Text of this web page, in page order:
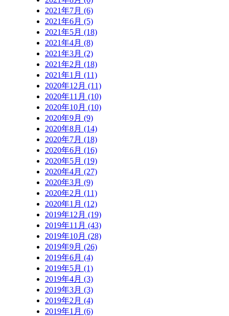
2021年7月 (6)
2021年6月 (5)
2021年5月 (18)
2021年4月 (8)
2021年3月 (2)
2021年2月 (18)
2021年1月 (11)
2020年12月 (11)
2020年11月 (10)
2020年10月 (10)
2020年9月 (9)
2020年8月 (14)
2020年7月 (18)
2020年6月 (16)
2020年5月 (19)
2020年4月 (27)
2020年3月 (9)
2020年2月 (11)
2020年1月 (12)
2019年12月 (19)
2019年11月 (43)
2019年10月 (28)
2019年9月 (26)
2019年6月 (4)
2019年5月 (1)
2019年4月 (3)
2019年3月 (3)
2019年2月 (4)
2019年1月 (6)